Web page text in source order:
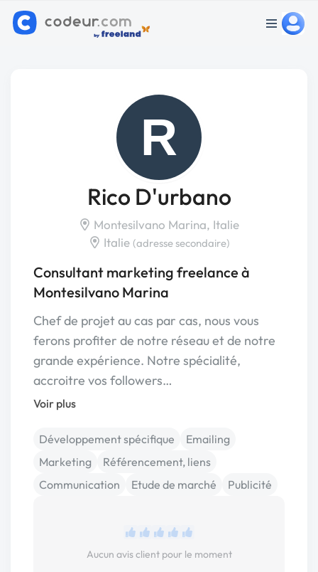
R
Rico D'urbano
Montesilvano Marina, Italie
Italie (adresse secondaire)
Consultant marketing freelance à
Montesilvano Marina
Chef de projet au cas par cas, nous vous
ferons profiter de notre réseau et de notre
grande expérience. Notre spécialité,
accroitre vos followers…
Voir plus
Développement spécifique
Emailing
Marketing
Référencement, liens
Communication
Etude de marché Publicité
Aucun avis client pour le moment